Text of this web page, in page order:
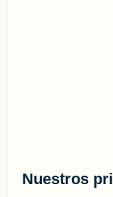
Nuestros